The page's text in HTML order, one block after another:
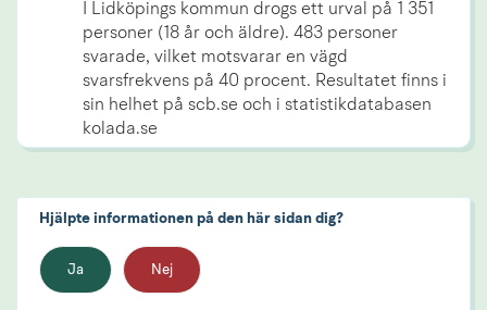
I Lidköpings kommun drogs ett urval på 1 351
personer (18 år och äldre). 483 personer
svarade, vilket motsvarar en vägd
svarsfrekvens på 40 procent. Resultatet finns i
sin helhet på scb.se och i statistikdatabasen
Hjälpte informationen på den här sidan dig?
Ja Nej